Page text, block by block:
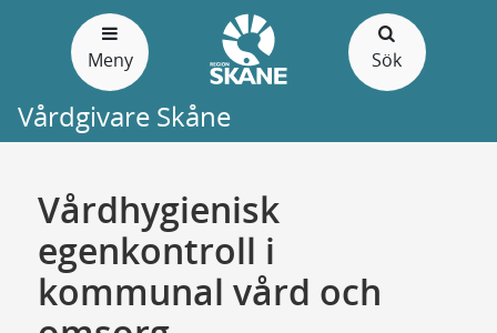
Meny Sök
Vårdgivare Skåne
Vårdhygienisk
egenkontroll i
kommunal vård och